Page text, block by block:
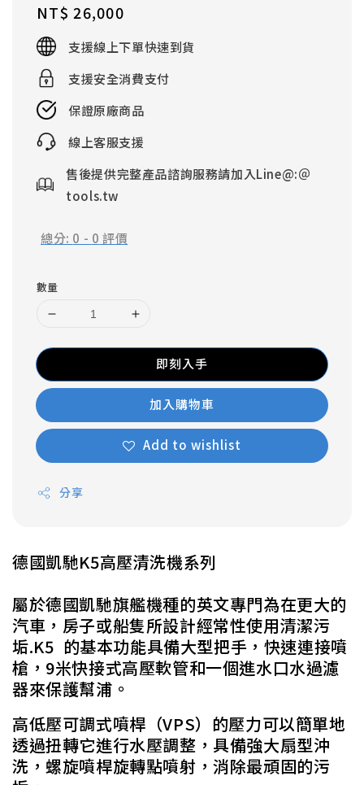
Regular
price
NT$ 26,000
支援線上下單快速到貨
支援安全消費支付
保證原廠商品
線上客服支援
售後提供完整產品諮詢服務請加入Line@:＠
tools.tw
總分: 0 - 0 評價
數量
即刻入手
加入購物車
Add to wishlist
分享
德國凱馳K5高壓清洗機系列
屬於德國凱馳旗艦機種的英文專門為在更大的
汽車，房子或船隻所設計經常性使用清潔污
垢.K5 的基本功能具備大型把手，快速連接噴
槍，9米快接式高壓軟管和一個進水口水過濾
器來保護幫浦。
高低壓可調式噴桿（VPS）的壓力可以簡單地
透過扭轉它進行水壓調整，具備強大扇型沖
洗，螺旋噴桿旋轉點噴射，消除最頑固的污